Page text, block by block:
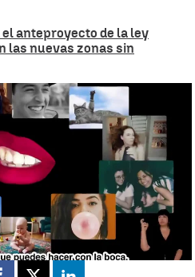
anteproyecto de la ley
las nuevas zonas sin
campaña antitabaco de Sanidad
de 2025, 15:04